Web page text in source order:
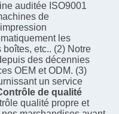
auditée ISO9001
de
les
etc.. (2) Notre
des décennies
OEM et ODM. (3)
un service
de qualité
qualité propre et